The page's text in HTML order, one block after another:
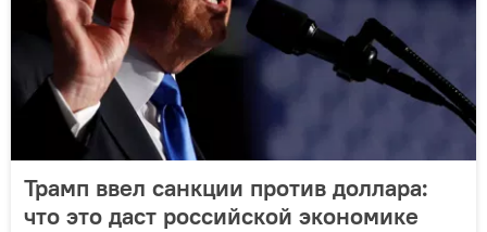
Трамп ввел санкции против доллара:
что это даст российской экономике